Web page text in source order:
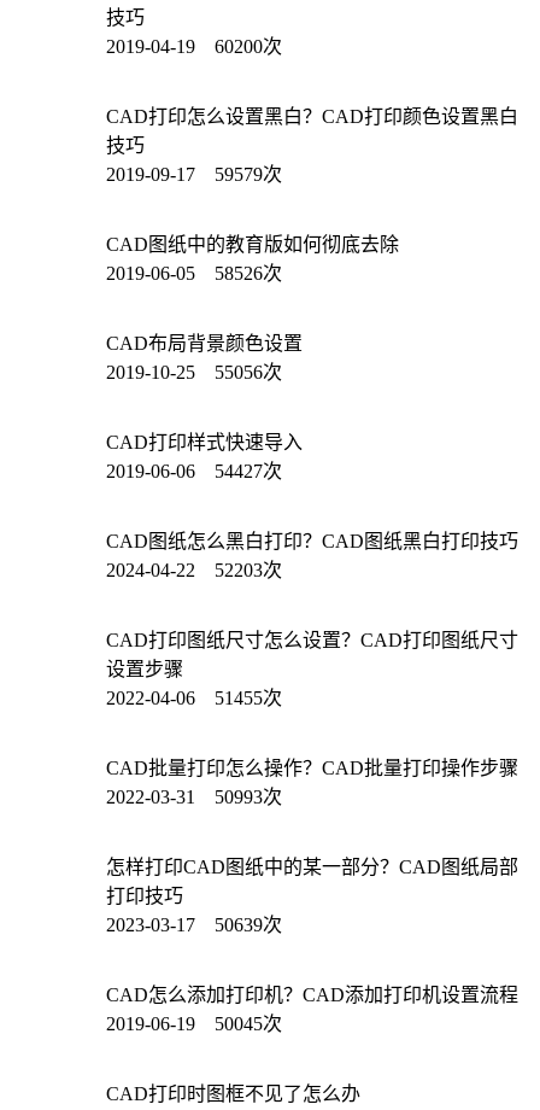
技巧
2019-04-19 60200次
CAD打印怎么设置黑白？CAD打印颜色设置黑白
技巧
2019-09-17 59579次
CAD图纸中的教育版如何彻底去除
2019-06-05 58526次
CAD布局背景颜色设置
2019-10-25 55056次
CAD打印样式快速导入
2019-06-06 54427次
CAD图纸怎么黑白打印？CAD图纸黑白打印技巧
2024-04-22 52203次
CAD打印图纸尺寸怎么设置？CAD打印图纸尺寸
设置步骤
2022-04-06 51455次
CAD批量打印怎么操作？CAD批量打印操作步骤
2022-03-31 50993次
怎样打印CAD图纸中的某一部分？CAD图纸局部
打印技巧
2023-03-17 50639次
CAD怎么添加打印机？CAD添加打印机设置流程
2019-06-19 50045次
CAD打印时图框不见了怎么办